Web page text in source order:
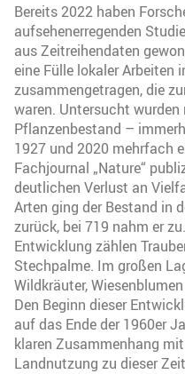
Bereits 2022 haben
aufsehenerregenden
aus Zeitreihendaten
eine Fülle lokaler Arbeiten
zusammengetragen, die
waren. Untersucht wurden
Pflanzenbestand –
1927 und 2020 mehrfach
Fachjournal „Nature“
deutlichen Verlust an
Arten ging der Bestand in
zurück, bei 719 nahm er
Entwicklung zählen
Stechpalme. Im großen
Wildkräuter,
Den Beginn dieser
auf das Ende der 1960er
klaren Zusammenhang
Landnutzung zu dieser